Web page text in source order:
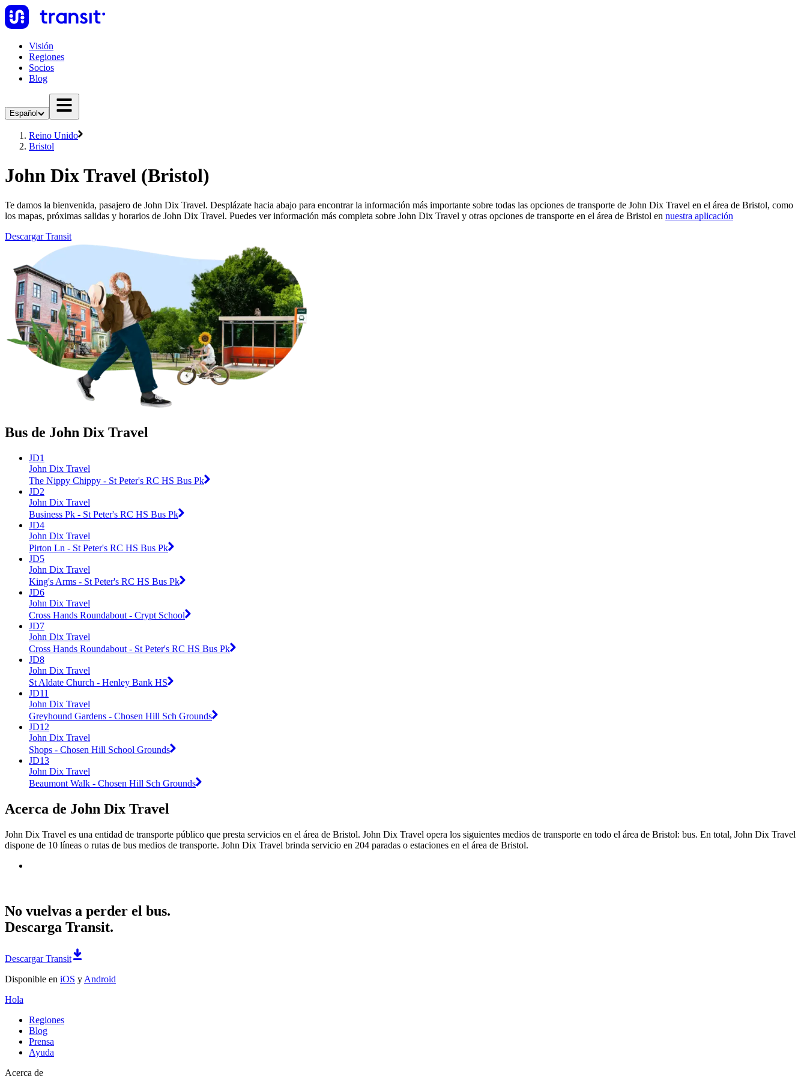
Visión
Regiones
Socios
Blog
Español
Reino Unido
Bristol
John Dix Travel (Bristol)
Te damos la bienvenida, pasajero de John Dix Travel. Desplázate hacia abajo para encontrar la información más importante sobre todas las opciones de transporte de John Dix Travel en el área de Bristol, como
los mapas, próximas salidas y horarios de John Dix Travel. Puedes ver información más completa sobre John Dix Travel y otras opciones de transporte en el área de Bristol en nuestra aplicación
Descargar Transit
Bus de John Dix Travel
JD1
John Dix Travel
The Nippy Chippy - St Peter's RC HS Bus Pk
JD2
John Dix Travel
Business Pk - St Peter's RC HS Bus Pk
JD4
John Dix Travel
Pirton Ln - St Peter's RC HS Bus Pk
JD5
John Dix Travel
King's Arms - St Peter's RC HS Bus Pk
JD6
John Dix Travel
Cross Hands Roundabout - Crypt School
JD7
John Dix Travel
Cross Hands Roundabout - St Peter's RC HS Bus Pk
JD8
John Dix Travel
St Aldate Church - Henley Bank HS
JD11
John Dix Travel
Greyhound Gardens - Chosen Hill Sch Grounds
JD12
John Dix Travel
Shops - Chosen Hill School Grounds
JD13
John Dix Travel
Beaumont Walk - Chosen Hill Sch Grounds
Acerca de John Dix Travel
John Dix Travel es una entidad de transporte público que presta servicios en el área de Bristol. John Dix Travel opera los siguientes medios de transporte en todo el área de Bristol: bus. En total, John Dix Travel
dispone de 10 líneas o rutas de bus medios de transporte. John Dix Travel brinda servicio en 204 paradas o estaciones en el área de Bristol.
No vuelvas a perder el bus.
Descarga Transit.
Descargar Transit
Disponible en iOS y Android
Hola
Regiones
Blog
Prensa
Ayuda
Acerca de